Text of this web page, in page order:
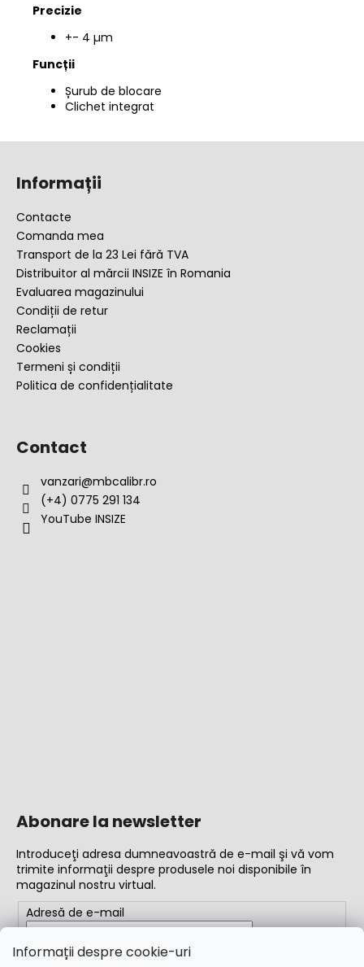
Informații despre cookie-uri
Precizie
+- 4 µm
Funcții
Șurub de blocare
Clichet integrat
Informații
Contacte
Comanda mea
Transport de la 23 Lei fără TVA
Distribuitor al mărcii INSIZE în Romania
Evaluarea magazinului
Condiții de retur
Reclamații
Cookies
Termeni și condiții
Politica de confidențialitate
Contact
vanzari@mbcalibr.ro
(+4) 0775 291 134
YouTube INSIZE
Abonare la newsletter
Introduceţi adresa dumneavoastră de e-mail şi vă vom
trimite informaţii despre produsele noi disponibile în
magazinul nostru virtual.
Adresă de e-mail
Completând adresa de e-mail, acceptați